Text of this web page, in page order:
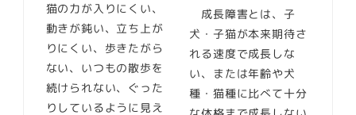
猫の力が入りにくい、
動きが鈍い、立ち上が
りにくい、歩きたがら
ない、いつもの散歩を
続けられない、ぐった
りしているように見え
成長障害とは、子
犬・子猫が本来期待さ
れる速度で成長しな
い、または年齢や犬
種・猫種に比べて十分